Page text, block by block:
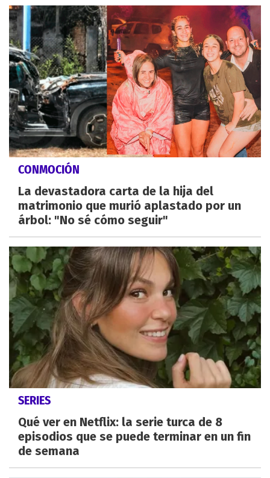
CONMOCIÓN
La devastadora carta de la hija del
matrimonio que murió aplastado por un
árbol: "No sé cómo seguir"
SERIES
Qué ver en Netflix: la serie turca de 8
episodios que se puede terminar en un fin
de semana